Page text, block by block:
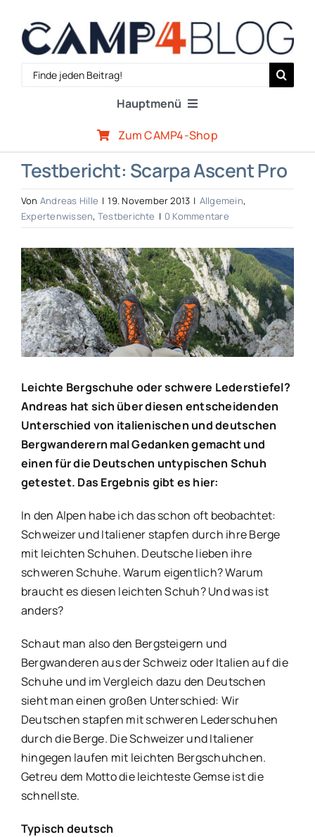
Inhalt
springen
Search
Hauptmenü
Reiseberichte
CAMP4-Team
Zum CAMP4-Shop
Testbericht: Scarpa Ascent Pro
Von Andreas Hille | 19. November 2013 | Allgemein,
Expertenwissen, Testberichte | 0 Kommentare
Zeige
grösseres
Bild
Leichte Bergschuhe oder schwere Lederstiefel?
Andreas hat sich über diesen entscheidenden
Unterschied von italienischen und deutschen
Bergwanderern mal Gedanken gemacht und
einen für die Deutschen untypischen Schuh
getestet. Das Ergebnis gibt es hier:
In den Alpen habe ich das schon oft beobachtet:
Schweizer und Italiener stapfen durch ihre Berge
mit leichten Schuhen. Deutsche lieben ihre
schweren Schuhe. Warum eigentlich? Warum
braucht es diesen leichten Schuh? Und was ist
anders?
Schaut man also den Bergsteigern und
Bergwanderen aus der Schweiz oder Italien auf die
Schuhe und im Vergleich dazu den Deutschen
sieht man einen großen Unterschied: Wir
Deutschen stapfen mit schweren Lederschuhen
durch die Berge. Die Schweizer und Italiener
hingegen laufen mit leichten Bergschuhchen.
Getreu dem Motto die leichteste Gemse ist die
schnellste.
Typisch deutsch